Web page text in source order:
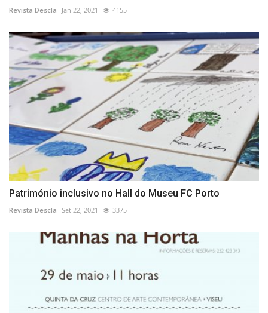
Revista Descla Jan 22, 2021 4155
Património inclusivo no Hall do Museu FC Porto
Revista Descla Set 22, 2021 3375